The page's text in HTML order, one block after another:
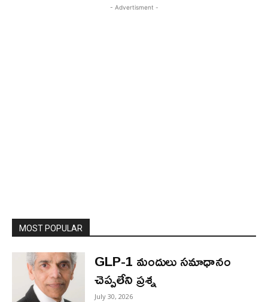
- Advertisment -
MOST POPULAR
GLP-1 మందులు సమాధానం
చెప్పలేని ప్రశ్న
July 30, 2026